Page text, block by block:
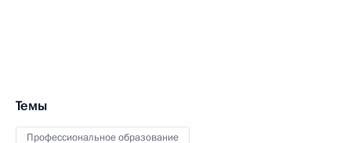
Темы
Профессиональное образование